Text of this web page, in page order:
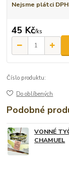
Nejsme plátci DPH
45 Kč/ks
Číslo produktu:
Do oblíbených
Podobné
VONNÉ
CHAMUEL